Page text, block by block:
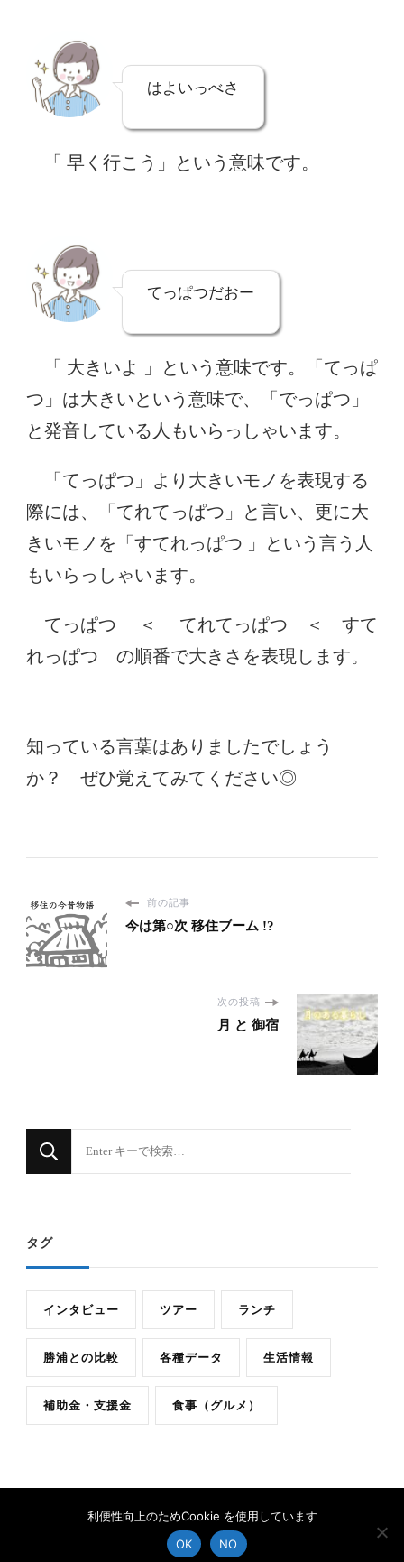
はよいっべさ
「 早く行こう」という意味です。
てっぱつだおー
「 大きいよ 」という意味です。「てっぱ
つ」は大きいという意味で、「でっぱつ」
と発音している人もいらっしゃいます。
「てっぱつ」より大きいモノを表現する
際には、「てれてっぱつ」と言い、更に大
きいモノを「すてれっぱつ 」という言う人
もいらっしゃいます。
てっぱつ ＜ てれてっぱつ ＜ すて
れっぱつ の順番で大きさを表現します。
知っている言葉はありましたでしょう
か？ ぜひ覚えてみてください◎
前の記事
今は第○次 移住ブーム !?
次の投稿
月 と 御宿
し
か
?
タグ
インタビュー ツアー ランチ
勝浦との比較 各種データ 生活情報
補助金・支援金 食事（グルメ）
Copyright 御宿 Life All Rights Reserved | Feminine Fashion |
Rara Themes. Powered by
利便性向上のためCookie を使用しています
OK
NO